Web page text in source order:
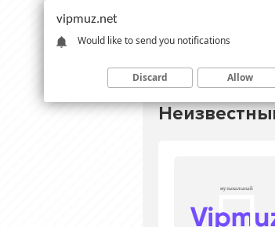
vipmuz.net
Would like to send you notifications
Discard Allow